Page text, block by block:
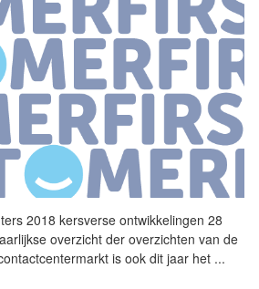
2018 kersverse ontwikkelingen 28
overzicht der overzichten van de
is ook dit jaar het ...